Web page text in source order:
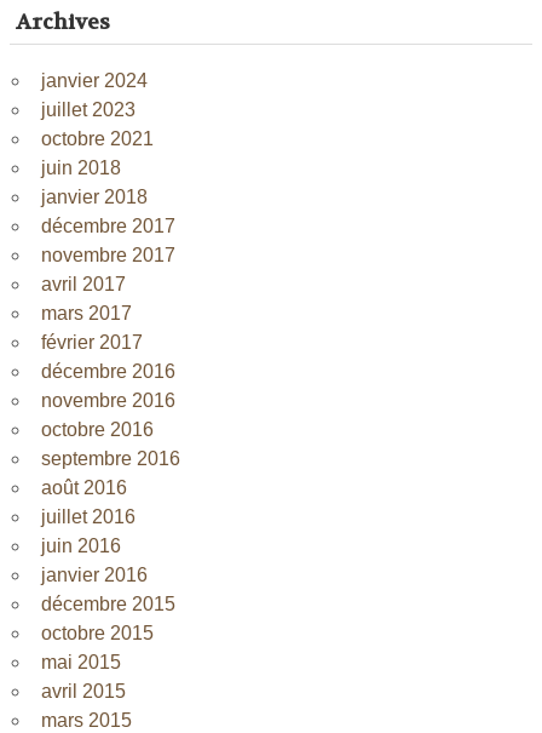
Archives
janvier 2024
juillet 2023
octobre 2021
juin 2018
janvier 2018
décembre 2017
novembre 2017
avril 2017
mars 2017
février 2017
décembre 2016
novembre 2016
octobre 2016
septembre 2016
août 2016
juillet 2016
juin 2016
janvier 2016
décembre 2015
octobre 2015
mai 2015
avril 2015
mars 2015